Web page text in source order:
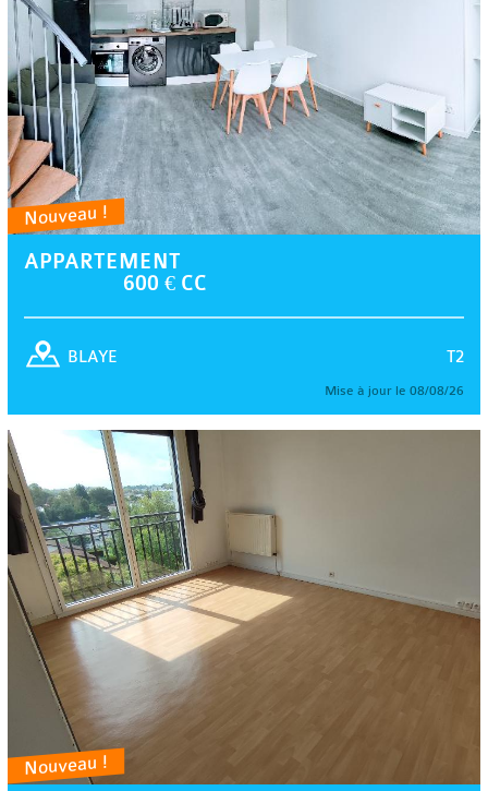
Nouveau !
APPARTEMENT
600 € CC
T2
BLAYE
Mise à jour le 08/08/26
Nouveau !